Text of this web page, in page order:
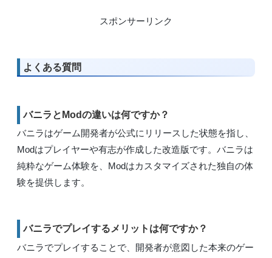
スポンサーリンク
よくある質問
バニラとModの違いは何ですか？
バニラはゲーム開発者が公式にリリースした状態を指し、
Modはプレイヤーや有志が作成した改造版です。バニラは
純粋なゲーム体験を、Modはカスタマイズされた独自の体
験を提供します。
バニラでプレイするメリットは何ですか？
バニラでプレイすることで、開発者が意図した本来のゲー